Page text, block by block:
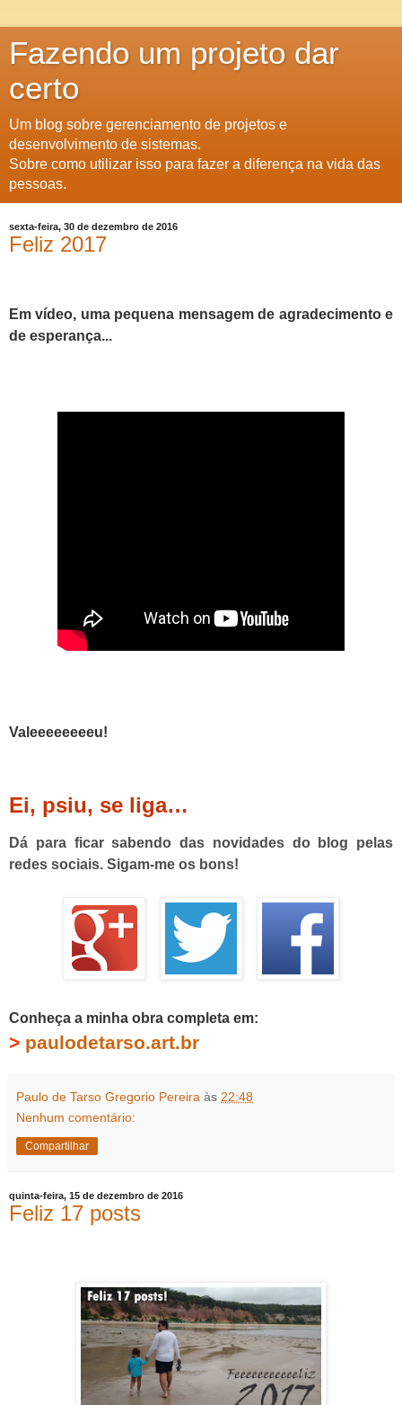
Fazendo um projeto dar
certo
Um blog sobre gerenciamento de projetos e
desenvolvimento de sistemas.
Sobre como utilizar isso para fazer a diferença na vida das
pessoas.
sexta-feira, 30 de dezembro de 2016
Feliz 2017
Em vídeo, uma pequena mensagem de agradecimento e
de esperança...
Valeeeeeeeeu!
Ei, psiu, se liga…
Dá para ficar sabendo das novidades do blog pelas
redes sociais. Sigam-me os bons!
Conheça a minha obra completa em:
> paulodetarso.art.br
Paulo de Tarso Gregorio Pereira às 22:48
Nenhum comentário:
Compartilhar
quinta-feira, 15 de dezembro de 2016
Feliz 17 posts